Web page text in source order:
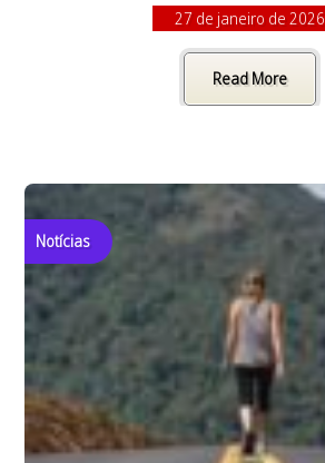
27 de janeiro de 2026
Read More
Notícias